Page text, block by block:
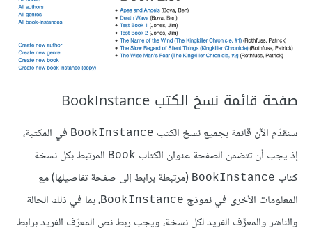
صفحة قائمة نسخ الكتب BookInstance
سنقدّم الآن قائمة بجميع نسخ الكتب BookInstance في المكتبة،
إذ يجب أن تتضمن الصفحة عنوان الكتاب Book المرتبط بكل نسخة
كتاب BookInstance (مرتبطة برابط إلى صفحة تفاصيلها) مع
المعلومات الأخرى في نموذج BookInstance، بما في ذلك الحالة
والناشر والمعرِّف الفريد لكل نسخة، ويجب ربط نص المعرّف الفريد برابط